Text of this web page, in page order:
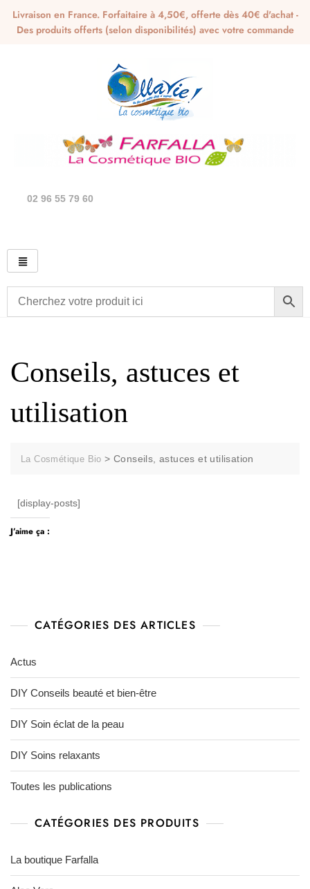
Livraison en France. Forfaitaire à 4,50€, offerte dès 40€ d'achat -
Des produits offerts (selon disponibilités) avec votre commande
02 96 55 79 60
Conseils, astuces et
utilisation
La Cosmétique Bio >Conseils, astuces et utilisation
[display-posts]
J’aime ça :
CATÉGORIES DES ARTICLES
Actus
DIY Conseils beauté et bien-être
DIY Soin éclat de la peau
DIY Soins relaxants
Toutes les publications
CATÉGORIES DES PRODUITS
La boutique Farfalla